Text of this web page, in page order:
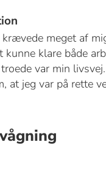
meget af
kunne klare både
var min
at jeg var på rette